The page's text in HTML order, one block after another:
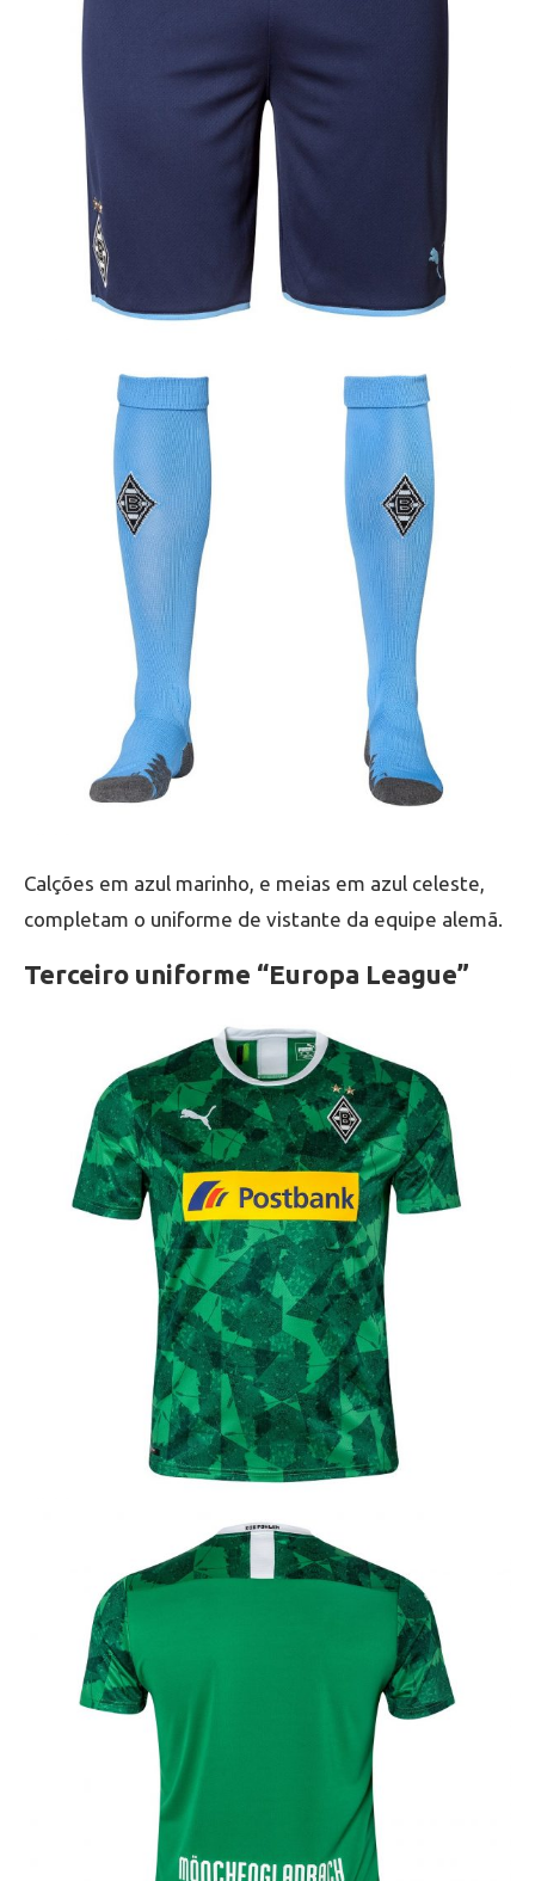
Calções em azul marinho, e meias em azul celeste,
completam o uniforme de vistante da equipe alemã.
Terceiro uniforme “Europa League”